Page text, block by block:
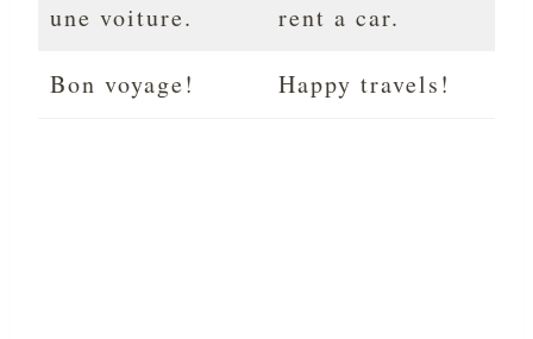
une voiture.
rent a car.
Bon voyage! Happy travels!